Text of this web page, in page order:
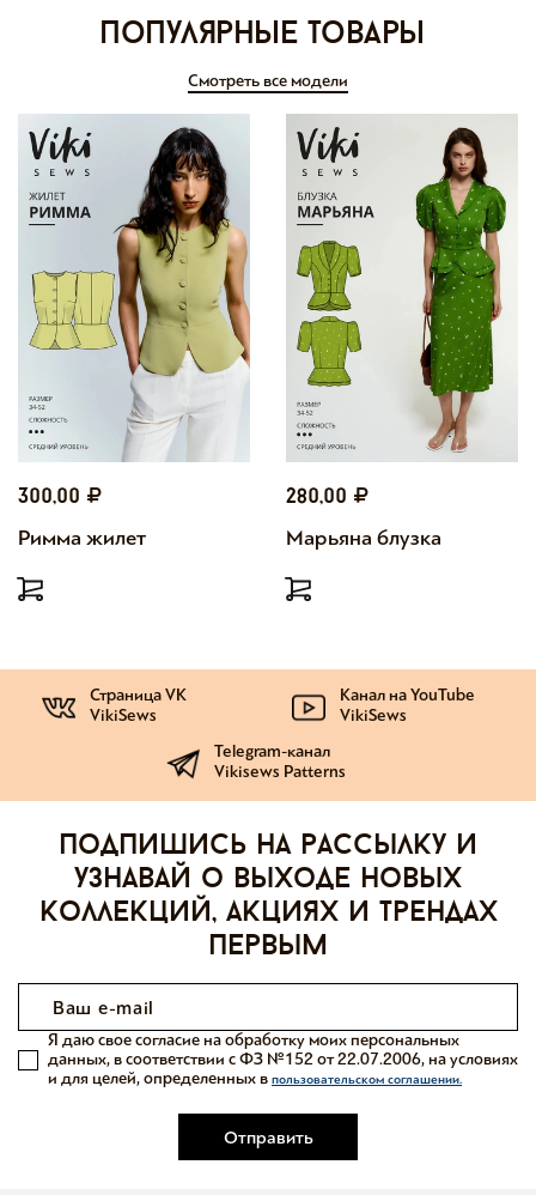
Популярные товары
Смотреть все модели
300,00
Римма жилет
280,00
Марьяна блузка
Страница VK
VikiSews
Канал на YouTube
VikiSews
Telegram-канал
Vikisews Patterns
Подпишись на рассылку и
узнавай о выходе новых
коллекций, акциях и трендах
первым
Отправить
Я даю свое согласие на обработку моих персональных
данных, в соответствии с ФЗ №152 от 22.07.2006, на условиях
и для целей, определенных в пользовательском соглашении.